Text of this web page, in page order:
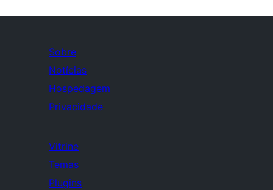
Sobre
Notícias
Hospedagem
Privacidade
Vitrine
Temas
Plugins